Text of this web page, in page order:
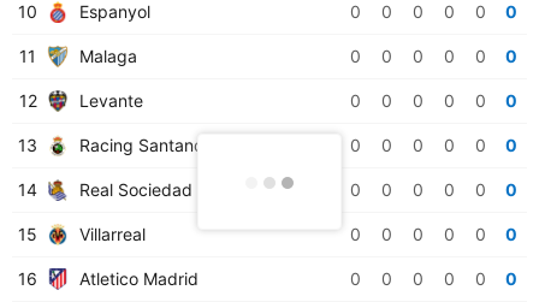
10 Espanyol 0 0 0 0 0 0
11 Malaga 0 0 0 0 0 0
12 Levante 0 0 0 0 0 0
13 Racing Santander 0 0 0 0 0 0
14 Real Sociedad 0 0 0 0 0 0
15 Villarreal 0 0 0 0 0 0
16 Atletico Madrid 0 0 0 0 0 0